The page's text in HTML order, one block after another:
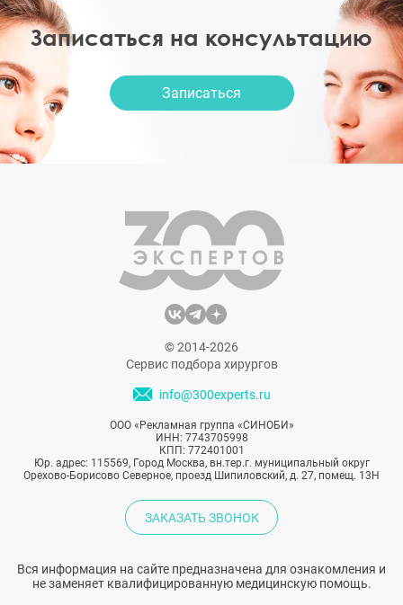
Записаться на консультацию
Записаться
© 2014-2026
Сервис подбора хирургов
info@300experts.ru
ООО «Рекламная группа «СИНОБИ»
ИНН: 7743705998
КПП: 772401001
Юр. адрес: 115569, Город Москва, вн.тер.г. муниципальный округ
Орехово-Борисово Северное, проезд Шипиловский, д. 27, помещ. 13Н
ЗАКАЗАТЬ ЗВОНОК
Вся информация на сайте предназначена для ознакомления и
не заменяет квалифицированную медицинскую помощь.